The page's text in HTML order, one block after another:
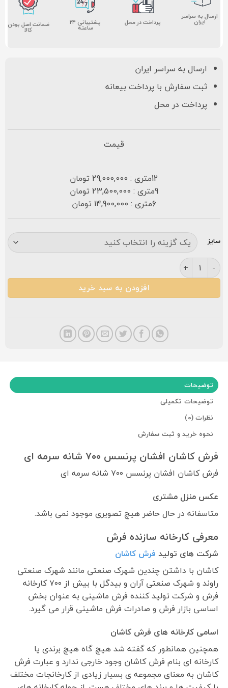
ارسال به سراسر
ایران پرداخت در محل پشتیبانی ۲۴
ساعته ضمانت اصل بودن
کالا
ارسال به سراسر ایران
ثبت سفارش با پرداخت بیعانه
پرداخت در محل
قیمت
12متری : 29,000,000 تومان
9متری : 23,500,000 تومان
6متری : 14,900,000 تومان
سایز
فرش کاشان افشان پرنسس ۷۰۰ شانه سرمه ای عدد
افزودن به سبد خرید
توضیحات
توضیحات تکمیلی
نظرات (0)
نحوه خرید و ثبت سفارش
فرش کاشان افشان پرنسس ۷۰۰ شانه سرمه ای
فرش کاشان افشان پرنسس ۷۰۰ شانه سرمه ای
عکس منزل مشتری
متاسفانه در حال حاضر هیچ تصویری موجود نمی باشد.
معرفی کارخانه سازنده فرش
شرکت های تولید فرش کاشان
کاشان با داشتن چندین شهرک صنعتی مانند شهرک صنعتی
راوند و شهرک صنعتی آران و بیدگل با بیش از ۷۰۰ کارخانه
فرش و شرکت تولید کننده فرش ماشینی به عنوان بخش
اساسی بازار فرش و صادرات فرش ماشینی قرار می گیرد.
اسامی کارخانه های فرش کاشان
همچنین همانطور که گفته شد هیچ گاه هیچ برندی یا
کارخانه ای بنام فرش کاشان وجود خارجی ندارد و عبارت فرش
کاشان به معنای مجموعه ی بسیار زیادی از کارخانجات مختلف